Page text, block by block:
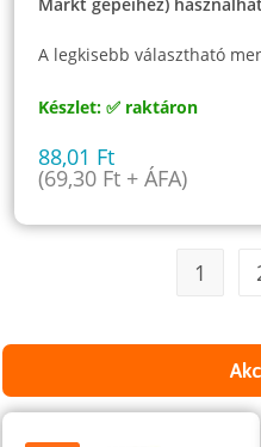
A legkisebb választható
Készlet: ✅ raktáron
88,01 Ft
(69,30 Ft + ÁFA)
1